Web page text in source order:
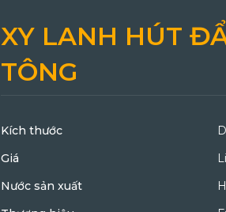
XY LANH HÚT
TÔNG
Kích thước
Giá
Nước sản xuất